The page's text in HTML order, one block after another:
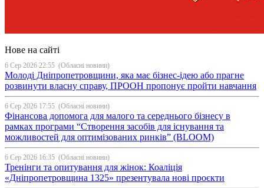
Нове на сайті
6 Сер 2026 22:55 (Обласні новини)
Молоді Дніпропетровщини, яка має бізнес-ідею або прагне
розвинути власну справу, ПРООН пропонує пройти навчання
6 Сер 2026 17:55 (Обласні новини)
Фінансова допомога для малого та середнього бізнесу в
рамках програми “Створення засобів для існування та
можливостей для оптимізованих ринків” (BLOOM)
6 Сер 2026 16:35 (Обласні новини)
Тренінги та опитування для жінок: Коаліція
«Дніпропетровщина 1325» презентувала нові проєкти